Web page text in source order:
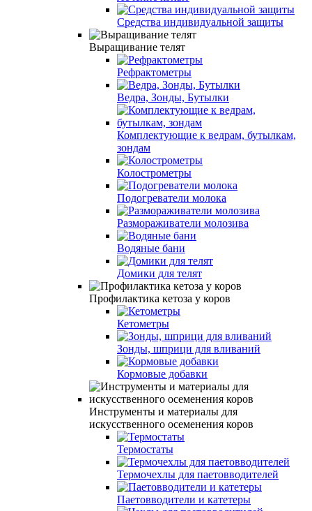
Средства индивидуальной защиты
Выращивание телят
Рефрактометры
Ведра, Зонды, Бутылки
Комплектующие к ведрам, бутылкам,
зондам
Колострометры
Подогреватели молока
Размораживатели молозива
Водяные бани
Домики для телят
Профилактика кетоза у коров
Кетометры
Зонды, шприци для вливаний
Кормовые добавки
Инструменты и материалы для
искусственного осеменения коров
Термостаты
Термочехлы для паетовводителей
Паетовводители и катетеры